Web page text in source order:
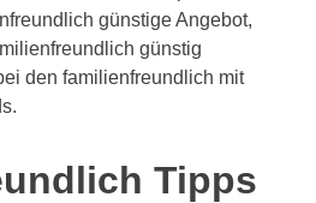
günstige Angebot,
günstig
den familienfreundlich mit
Tipps